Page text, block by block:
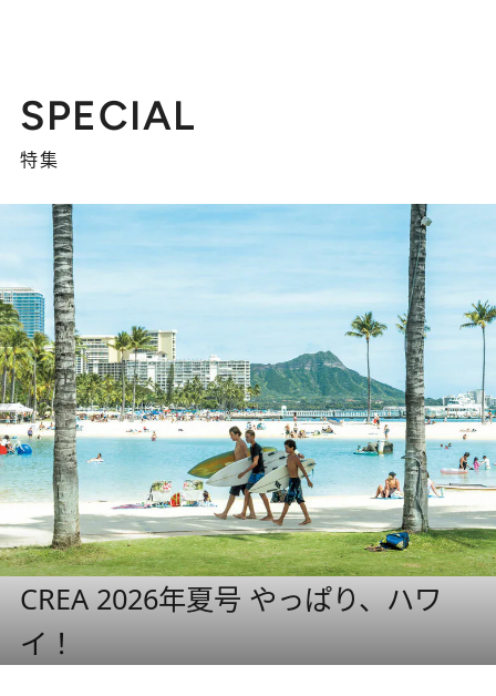
SPECIAL
特集
CREA 2026年夏号 やっぱり、ハワ
イ！